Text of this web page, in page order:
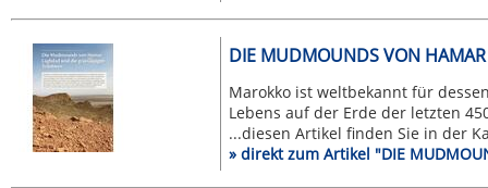
DIE MUDMOUNDS VON
Marokko ist weltbekannt für
Lebens auf der Erde der letzten
...diesen Artikel finden Sie in der
» direkt zum Artikel "DIE